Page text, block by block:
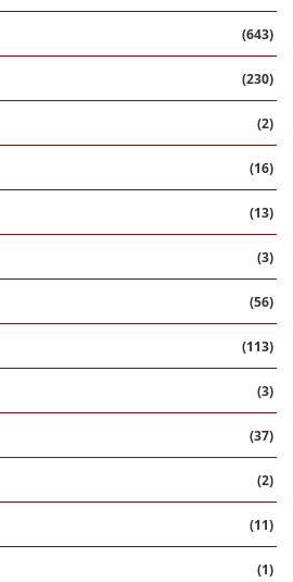
(643)
(230)
(2)
(16)
(13)
(3)
(56)
(113)
(3)
(37)
(2)
(11)
(1)